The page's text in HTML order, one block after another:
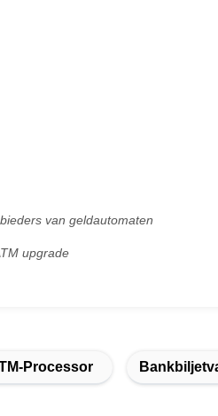
van geldautomaten
upgrade
Processor